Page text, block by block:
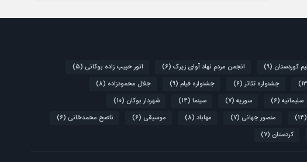
کوردستان (9) انجمن مردم نهاد آوای زیرک (6) انور حبیب زاده بوکانی (5)
جشنواره تئاتر (6) جشنواره فیلم (9) جلال محمودزاده (8)
سلیمانیه (6) سوریه (7) سینما (14) شهردار بوکان (10)
(14) منصور جهانی (7) مهاباد (8) موسیقی (6) ناصح محمدخانی (6)
کردستان (7)